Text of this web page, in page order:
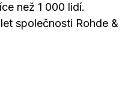
než 1 000 lidí.
společnosti Rohde &